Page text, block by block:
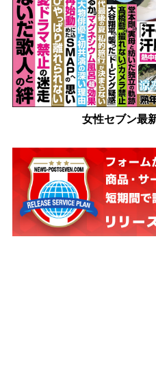
女性セブン最